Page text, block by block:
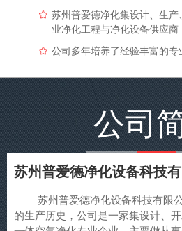
苏州普爱德净化集设计、生
业净化工程与净化设备供应商
公司多年培养了经验丰富的专
公司
苏州普爱德净化设备科技有
苏州普爱德净化设备科技有限公
的生产历史，公司是一家集设计、